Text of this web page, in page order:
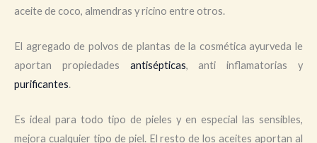
aceite de coco, almendras y ricino entre otros.
El agregado de polvos de plantas de la cosmética ayurveda le
aportan propiedades antisépticas, anti inflamatorias y
purificantes.
Es ideal para todo tipo de pieles y en especial las sensibles,
mejora cualquier tipo de piel. El resto de los aceites aportan al